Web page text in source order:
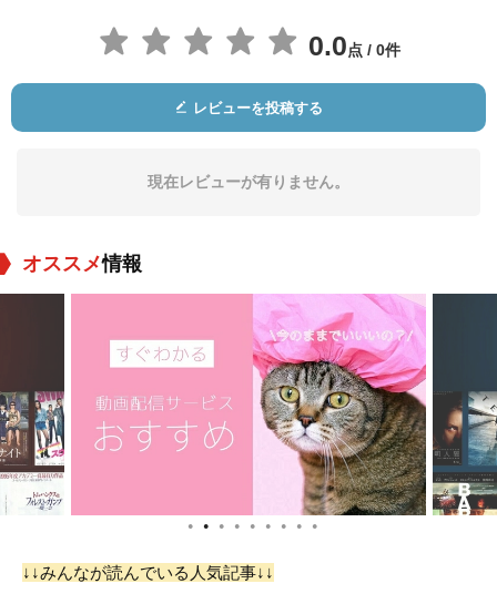
0.0点 / 0件
レビューを投稿する
現在レビューが有りません。
オススメ情報
● ● ● ● ● ● ● ● ●
↓↓みんなが読んでいる人気記事↓↓